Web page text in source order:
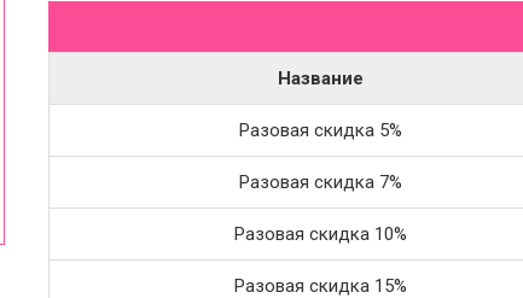
Название
Разовая скидка 5%
Разовая скидка 7%
Разовая скидка 10%
Разовая скидка 15%